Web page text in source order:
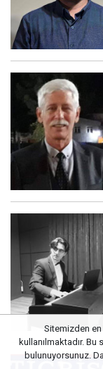
Sitemizden
kullanılmaktadır.
bulunuyorsunuz.